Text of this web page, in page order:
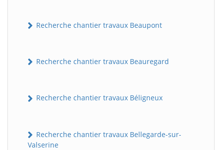
Recherche chantier travaux Beaupont
Recherche chantier travaux Beauregard
Recherche chantier travaux Béligneux
Recherche chantier travaux Bellegarde-sur-
Valserine